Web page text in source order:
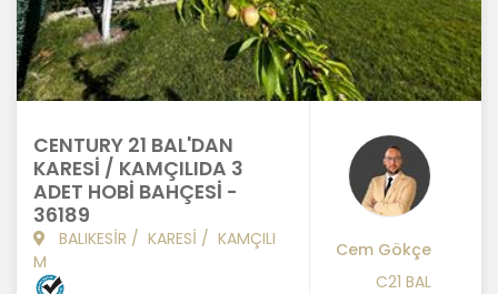
CENTURY 21 BAL'DAN
KARESİ / KAMÇILIDA 3
ADET HOBİ BAHÇESİ -
36189
BALIKESİR / KARESİ / KAMÇILI
M
Cem Gökçe
C21 BAL